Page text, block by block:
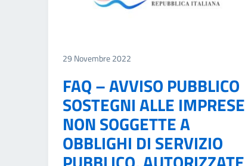
29 Novembre 2022
FAQ – AVVISO PUBBLICO
SOSTEGNI ALLE IMPRESE
NON SOGGETTE A
OBBLIGHI DI SERVIZIO